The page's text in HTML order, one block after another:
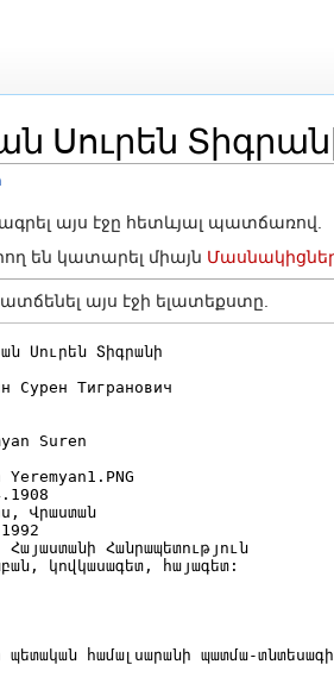
Սուրեն
այս էջը հետևյալ պատճառով.
են կատարել միայն
այս էջի ելատեքստը.